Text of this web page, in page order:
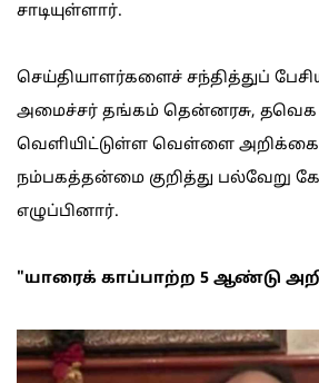
சாடியுள்ளார்.
செய்தியாளர்களைச் சந்தித்துப்
அமைச்சர் தங்கம் தென்னரசு, தவெக
வெளியிட்டுள்ள வெள்ளை
நம்பகத்தன்மை குறித்து பல்வேறு
எழுப்பினார்.
"யாரைக் காப்பாற்ற 5 ஆண்டு